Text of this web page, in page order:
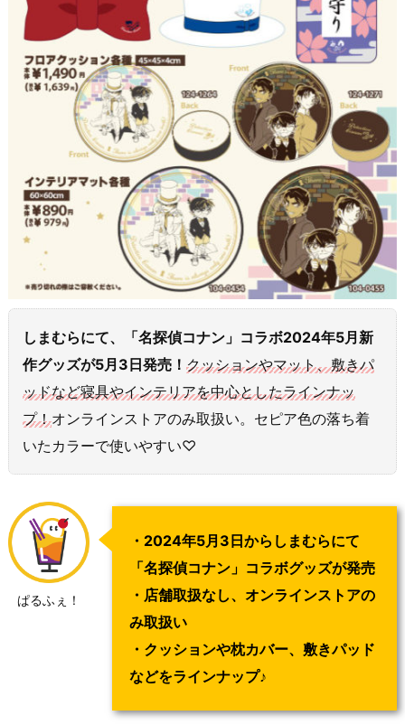
しまむらにて、「名探偵コナン」コラボ2024年5月新
作グッズが5月3日発売！ クッションやマット、敷きパ
ッドなど寝具やインテリアを中心としたラインナッ
プ！オンラインストアのみ取扱い。セピア色の落ち着
いたカラーで使いやすい♡
ぱるふぇ！
・2024年5月3日からしまむらにて
「名探偵コナン」コラボグッズが発売
・店舗取扱なし、オンラインストアの
み取扱い
・クッションや枕カバー、敷きパッド
などをラインナップ♪